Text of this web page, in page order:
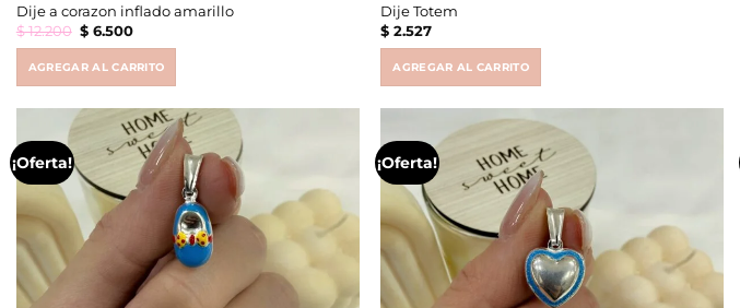
Dije a corazon inflado amarillo
$12.200 Original
price
$ 12.200.
$6.500Current
$ 6.500.
AGREGAR AL CARRITO
Dije Totem
$ 2.527
AGREGAR AL CARRITO
¡Oferta! ¡Oferta!